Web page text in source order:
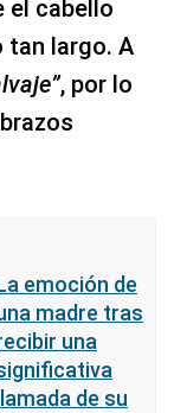
el cabello
tan largo. A
, por lo
emoción de
madre tras
una
llamada de su